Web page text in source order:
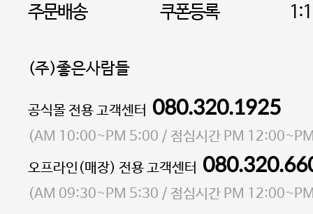
주문배송 쿠폰등록
(주)좋은사람들
대표 이성현,박영환| 개인정보관리책임자 김상현
소재지 서울특별시 마포구 마포대로4다길 41 마포
통신판매업 신고번호 2023-서울마포-3931호
사업자등록번호 105-81-58242
공식몰 전용 고객센터 080.320.1925
(AM 10:00~PM 5:00 / 점심시간 PM
오프라인(매장) 전용 고객센터
(AM 09:30~PM 5:30 / 점심시간 PM